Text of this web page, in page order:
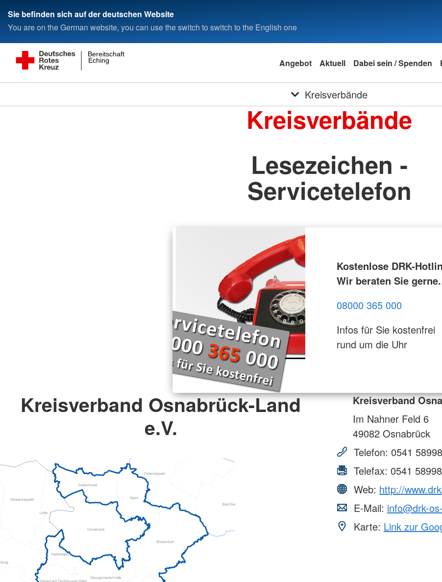
Sie befinden sich auf der deutschen Website
You are on the German website, you can use the switch to switch to the English one
Eching
Bereitschaft
Angebot Aktuell Dabei sein / Spenden
Kreisverbände
Kreisverbände
Lesezeichen -
Servicetelefon
Kostenlose DRK-
Wir beraten Sie gerne.
08000 365 000
Infos für Sie kostenfrei
rund um die Uhr
Kreisverband Osnabrück-Land
e.V.
Kreisverband
Im Nahner Feld 6
49082 Osnabrück
Telefon: 0541
Telefax: 0541
Web: http://
E-Mail: info@drk-
Karte: Link zur